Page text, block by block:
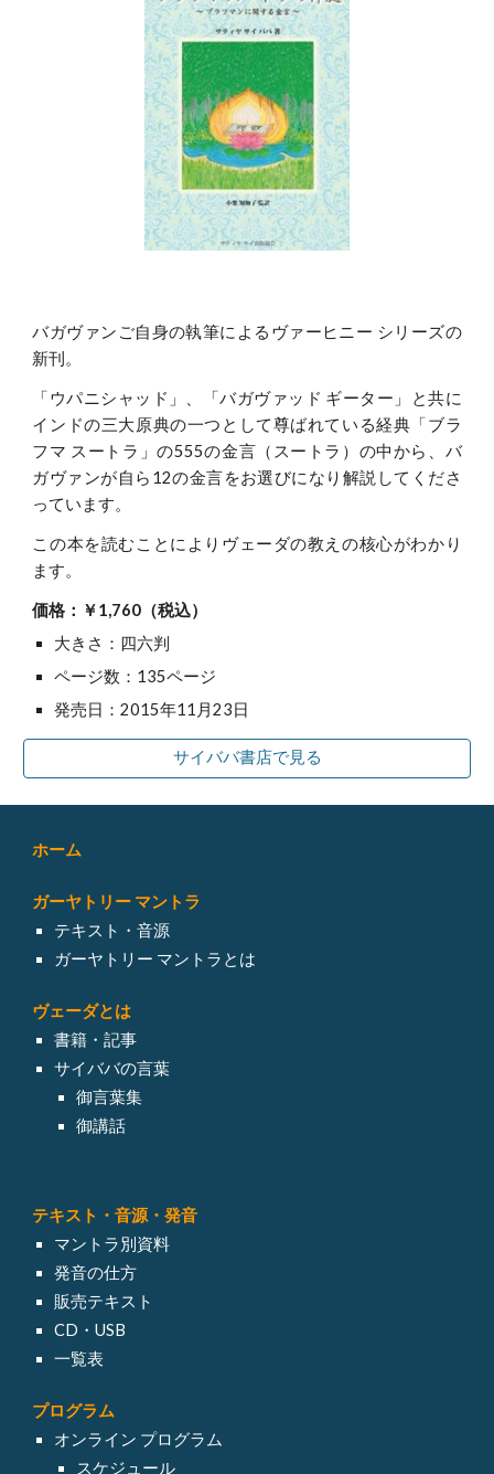
バガヴァンご自身の執筆によるヴァーヒニー シリーズの
新刊。
「ウパニシャッド」、「バガヴァッド ギーター」と共に
インドの三大原典の一つとして尊ばれている経典「ブラ
フマ スートラ」の555の金言（スートラ）の中から、バ
ガヴァンが自ら12の金言をお選びになり解説してくださ
っています。
この本を読むことによりヴェーダの教えの核心がわかり
ます。
価格：￥1,760（税込）
大きさ：四六判
ページ数：135ページ
発売日：2015年11月23日
サイババ書店で見る
ホーム
ガーヤトリー マントラ
テキスト・音源
ガーヤトリー マントラとは
ヴェーダとは
書籍・記事
サイババの言葉
御言葉集
御講話
テキスト・音源・発音
マントラ別資料
発音の仕方
販売テキスト
CD・USB
一覧表
プログラム
オンライン プログラム
スケジュール